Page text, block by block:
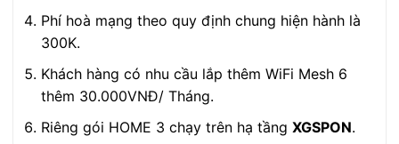
Phí hoà mạng theo quy định chung hiện hành là
300K.
Khách hàng có nhu cầu lắp thêm WiFi Mesh 6
thêm 30.000VNĐ/ Tháng.
Riêng gói HOME 3 chạy trên hạ tầng XGSPON.